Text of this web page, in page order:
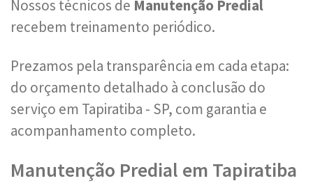
Nossos técnicos de Manutenção Predial
recebem treinamento periódico.
Prezamos pela transparência em cada etapa:
do orçamento detalhado à conclusão do
serviço em Tapiratiba - SP, com garantia e
acompanhamento completo.
Manutenção Predial em Tapiratiba